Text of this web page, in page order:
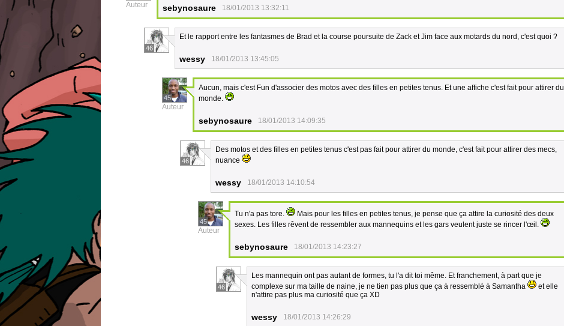
Auteur sebynosaure 18/01/2013 13:32:11
46
Et le rapport entre les fantasmes de Brad et la course poursuite de Zack et Jim face aux motards du nord, c'est quoi ?
wessy 18/01/2013 13:45:05
45
Auteur
Aucun, mais c'est Fun d'associer des motos avec des filles en petites tenus. Et une affiche c'est fait pour attirer du
monde.
sebynosaure 18/01/2013 14:09:35
46
Des motos et des filles en petites tenus c'est pas fait pour attirer du monde, c'est fait pour attirer des mecs,
nuance
wessy 18/01/2013 14:10:54
45
Auteur
Tu n'a pas tore.
Mais pour les filles en petites tenus, je pense que ça attire la curiosité des deux
sexes. Les filles rêvent de ressembler aux mannequins et les gars veulent juste se rincer l'œil.
sebynosaure 18/01/2013 14:23:27
46
Les mannequin ont pas autant de formes, tu l'a dit toi même. Et franchement, à part que je
complexe sur ma taille de naine, je ne tien pas plus que ça à ressemblé à Samantha
et elle
n'attire pas plus ma curiosité que ça XD
wessy 18/01/2013 14:26:29